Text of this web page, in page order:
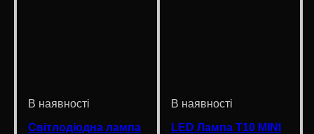
Світлодіодна лампа
LED Лампа T10 MINI